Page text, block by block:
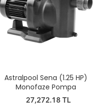
Astralpool Sena (1.25 HP)
Monofaze Pompa
27,272.18 TL